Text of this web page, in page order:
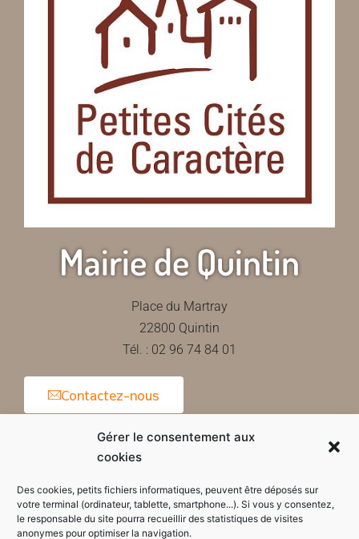
Gérer le consentement aux
cookies
Des cookies, petits fichiers informatiques, peuvent être déposés sur
votre terminal (ordinateur, tablette, smartphone...). Si vous y consentez,
le responsable du site pourra recueillir des statistiques de visites
anonymes pour optimiser la navigation.
Mairie de Quintin
Place du Martray
22800 Quintin
Tél. : 02 96 74 84 01
Contactez-nous
Horaires d'ouverture de la mairie